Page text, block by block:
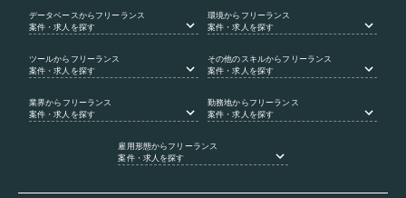
データベース からフリーランス
案件・求人を探す
環境からフリーランス
案件・求人を探す
ツールからフリーランス
案件・求人を探す
その他のスキルからフリーランス
案件・求人を探す
業界からフリーランス
案件・求人を探す
勤務地からフリーランス
案件・求人を探す
雇用形態からフリーランス
案件・求人を探す